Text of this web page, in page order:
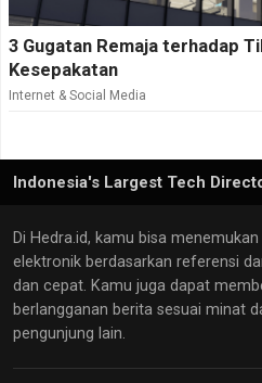
3 Gugatan Remaja terhadap
Kesepakatan
Internet & Social Media
Indonesia's Largest Tech
Di Hedra.id, kamu bisa
elektronik berdasarkan referensi
dan cepat. Kamu juga dapat
berlangganan berita sesuai minat
pengunjung lain.